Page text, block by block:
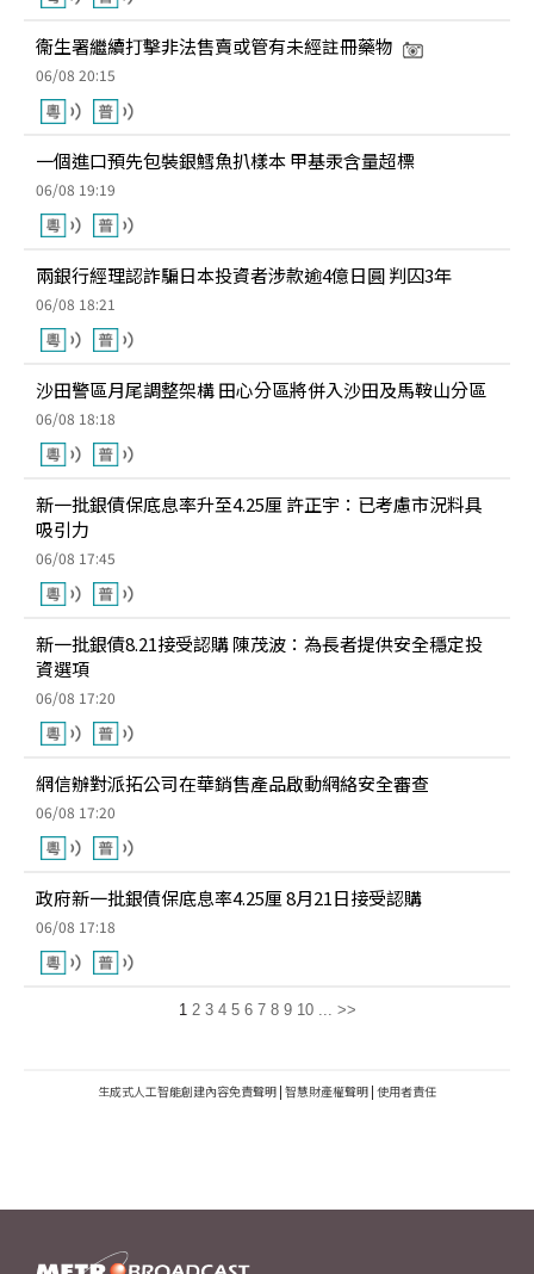
衞生署繼續打擊非法售賣或管有未經註冊藥物
06/08 20:15
一個進口預先包裝銀鱈魚扒樣本 甲基汞含量超標
06/08 19:19
兩銀行經理認詐騙日本投資者涉款逾4億日圓 判囚3年
06/08 18:21
沙田警區月尾調整架構 田心分區將併入沙田及馬鞍山分區
06/08 18:18
新一批銀債保底息率升至4.25厘 許正宇：已考慮市況料具
吸引力
06/08 17:45
新一批銀債8.21接受認購 陳茂波：為長者提供安全穩定投
資選項
06/08 17:20
網信辦對派拓公司在華銷售產品啟動網絡安全審查
06/08 17:20
政府新一批銀債保底息率4.25厘 8月21日接受認購
06/08 17:18
1 2 3 4 5 6 7 8 9 10 ... >>
生成式人工智能創建內容免責聲明 | 智慧財產權聲明 | 使用者責任